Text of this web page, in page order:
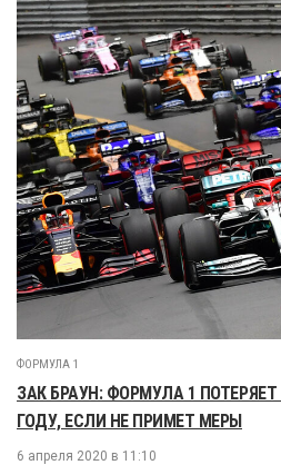
ФОРМУЛА 1
ЗАК БРАУН: ФОРМУЛА 1
ГОДУ, ЕСЛИ НЕ ПРИМЕТ МЕРЫ
6 апреля 2020 в 11:10